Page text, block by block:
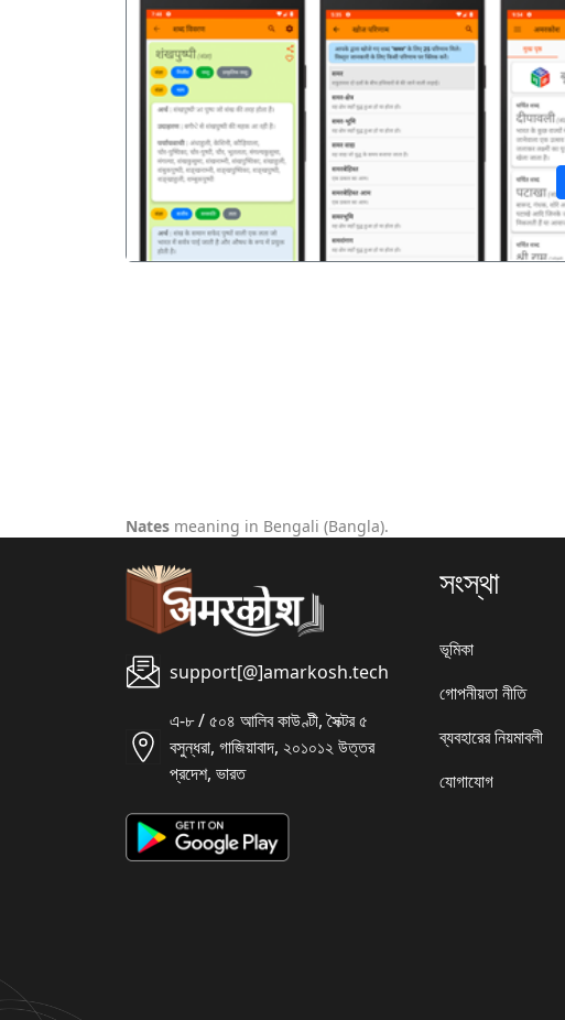
पिछला
Nates meaning in Bengali (Bangla).
support[@]amarkosh.tech
এ-৮ / ৫০৪ আলিব কাউণ্টী, সৈক্টর ৫
বসুন্ধরা, গাজিয়াবাদ, ২০১০১২ উত্তর
প্রদেশ, ভারত
সংস্থা
ভূমিকা
গোপনীয়তা নীতি
ব্যবহারের নিয়মাবলী
যোগাযোগ